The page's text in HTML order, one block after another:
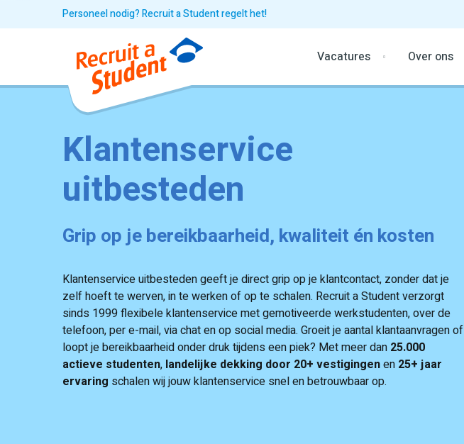
Personeel nodig? Recruit a Student regelt het!
Vacatures Over ons
Klantenservice
uitbesteden
Grip op je bereikbaarheid, kwaliteit én kosten
Klantenservice uitbesteden geeft je direct grip op je klantcontact, zonder dat je
zelf hoeft te werven, in te werken of op te schalen. Recruit a Student verzorgt
sinds 1999 flexibele klantenservice met gemotiveerde werkstudenten, over de
telefoon, per e-mail, via chat en op social media. Groeit je aantal klantaanvragen of
loopt je bereikbaarheid onder druk tijdens een piek? Met meer dan 25.000
actieve studenten, landelijke dekking door 20+ vestigingenen 25+ jaar
ervaring schalen wij jouw klantenservice snel en betrouwbaar op.